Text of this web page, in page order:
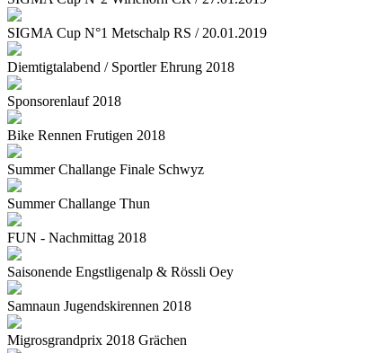
SIGMA Cup N°1 Metschalp RS / 20.01.2019
Diemtigtalabend / Sportler Ehrung 2018
Sponsorenlauf 2018
Bike Rennen Frutigen 2018
Summer Challange Finale Schwyz
Summer Challange Thun
FUN - Nachmittag 2018
Saisonende Engstligenalp & Rössli Oey
Samnaun Jugendskirennen 2018
Migrosgrandprix 2018 Grächen